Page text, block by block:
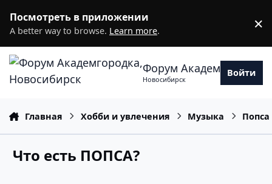
Посмотреть в приложении
A better way to browse. Learn more. ×
Форум Академгородка
Новосибирск
Войти
Главная Хобби и увлечения Музыка Попса
Что есть ПОПСА?